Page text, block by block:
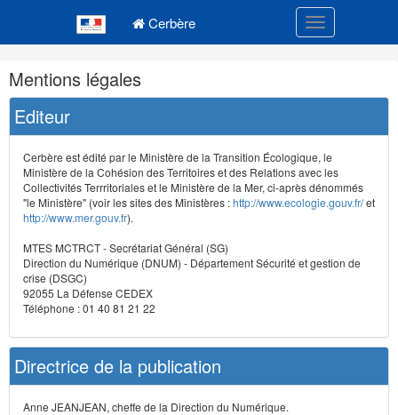
Cerbère Toggle
Navigation
et
outils
annexes
Mentions légales
Editeur
Cerbère est édité par le Ministère de la Transition Écologique, le
Ministère de la Cohésion des Territoires et des Relations avec les
Collectivités Terrritoriales et le Ministère de la Mer, ci-après dénommés
"le Ministère" (voir les sites des Ministères :http://www.ecologie.gouv.fr/et
http://www.mer.gouv.fr).
MTES MCTRCT - Secrétariat Général (SG)
Direction du Numérique (DNUM) - Département Sécurité et gestion de
crise (DSGC)
92055 La Défense CEDEX
Téléphone : 01 40 81 21 22
Directrice de la publication
Anne JEANJEAN, cheffe de la Direction du Numérique.